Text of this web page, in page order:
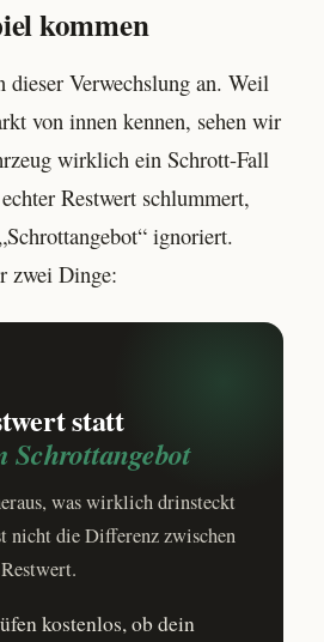
kommen
dieser Verwechslung an. Weil
von innen kennen, sehen wir
wirklich ein Schrott-Fall
Restwert schlummert,
ignoriert.
zwei Dinge:
statt
Schrottangebot
was wirklich drinsteckt
nicht die Differenz zwischen
kostenlos, ob dein